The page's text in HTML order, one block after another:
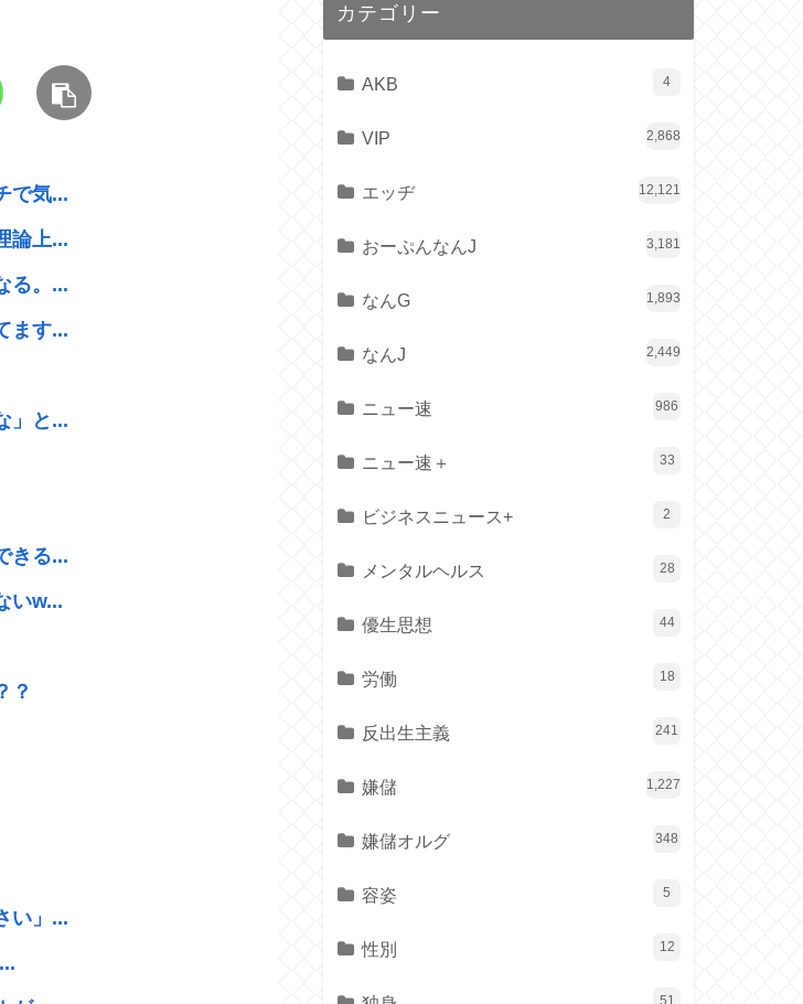
で気...
論上...
る。...
ます...
」と...
きる...
いw...
？
い」...
カテゴリー
AKB 4
VIP 2,868
エッヂ 12,121
おーぷんなんJ 3,181
なんG 1,893
なんJ 2,449
ニュー速 986
ニュー速＋ 33
ビジネスニュース+ 2
メンタルヘルス 28
優生思想 44
労働 18
反出生主義 241
嫌儲 1,227
嫌儲オルグ 348
容姿 5
性別 12
51